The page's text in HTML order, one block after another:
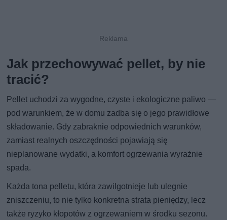
Jak przechowywać pellet, by nie
tracić?
Pellet uchodzi za wygodne, czyste i ekologiczne paliwo —
pod warunkiem, że w domu zadba się o jego prawidłowe
składowanie. Gdy zabraknie odpowiednich warunków,
zamiast realnych oszczędności pojawiają się
nieplanowane wydatki, a komfort ogrzewania wyraźnie
spada.
Każda tona pelletu, która zawilgotnieje lub ulegnie
zniszczeniu, to nie tylko konkretna strata pieniędzy, lecz
także ryzyko kłopotów z ogrzewaniem w środku sezonu.